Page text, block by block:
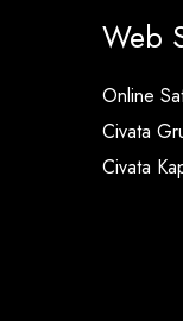
Web
Online
Civata
Civata